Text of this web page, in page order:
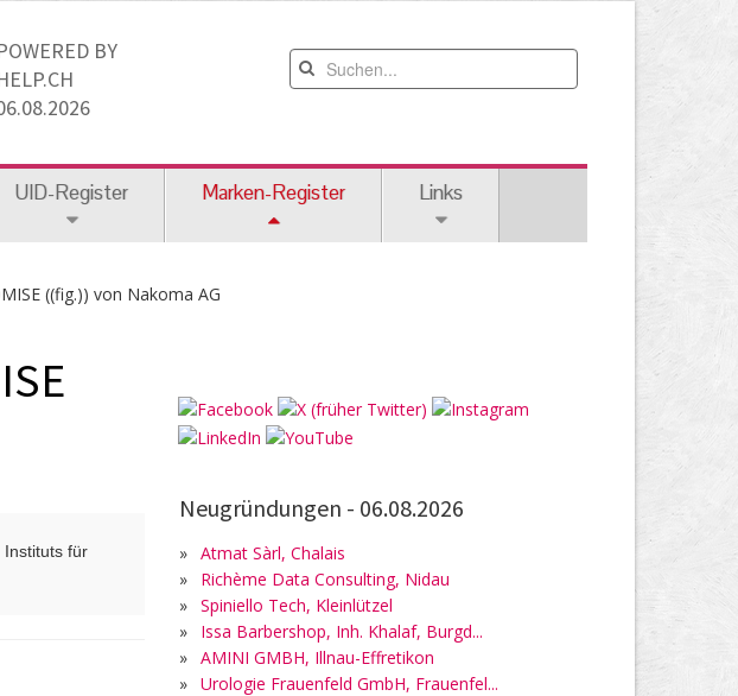
BY
UID-Register Marken-Register Links
((fig.)) von Nakoma AG
Instituts für
Neugründungen - 06.08.2026
» Atmat Sàrl, Chalais
»
Richème Data Consulting, Nidau
» Spiniello Tech, Kleinlützel
»
Issa Barbershop, Inh. Khalaf, Burgd...
» AMINI GMBH, Illnau-Effretikon
» Urologie Frauenfeld GmbH, Frauenfel...